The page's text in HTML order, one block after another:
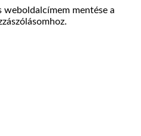
weboldalcímem mentése a